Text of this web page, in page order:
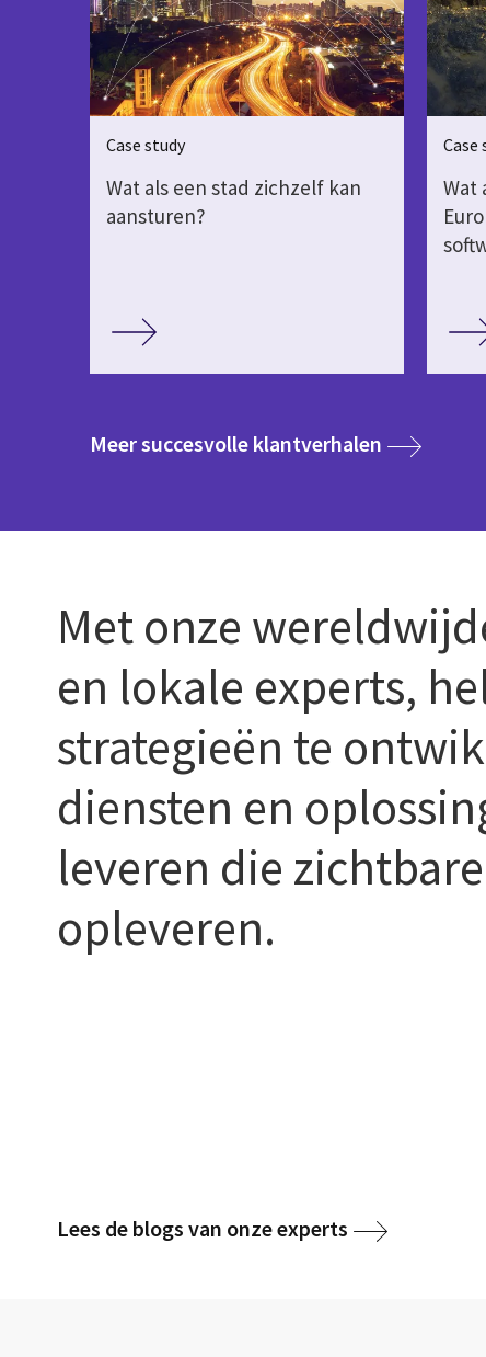
Case study
Wat als een stad zichzelf kan
aansturen?
Case
Wat
Meer succesvolle klantverhalen media
Met onze
en lokale experts,
strategieën te
diensten en
leveren die
opleveren.
Lees de blogs van onze experts